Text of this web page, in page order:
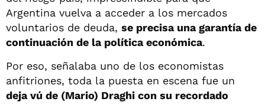
Argentina vuelva a acceder a los mercados
voluntarios de deuda, se precisa una garantía de
continuación de la política económica.
Por eso, señalaba uno de los economistas
anfitriones, toda la puesta en escena fue un
deja vú de (Mario) Draghi con su recordado